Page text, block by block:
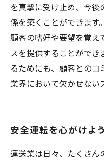
を真摯に受け止め、今後
係を築くことができます
顧客の嗜好や要望を覚え
スを提供することができ
るためにも、顧客との
業界において欠かせない
安全運転を心がけよう
運送業は日々、たくさん